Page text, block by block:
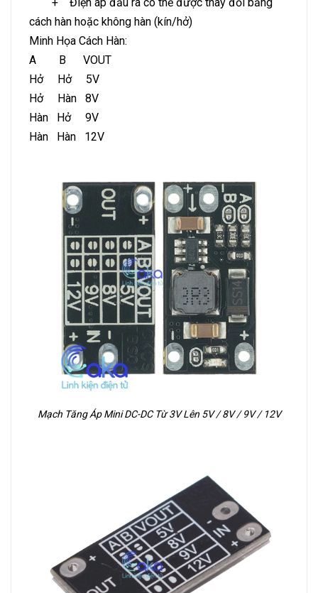
cách hàn hoặc không hàn (kín/hở)
Minh Họa Cách Hàn:
A B VOUT
Hở Hở 5V
Hở Hàn 8V
Hàn Hở 9V
Hàn Hàn 12V
Mạch Tăng Áp Mini DC-DC Từ 3V Lên 5V / 8V / 9V / 12V